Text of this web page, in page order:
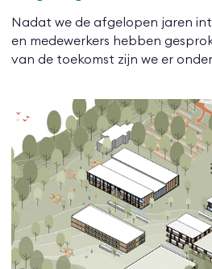
Nadat we de afgelopen jaren
en medewerkers hebben
van de toekomst zijn we er